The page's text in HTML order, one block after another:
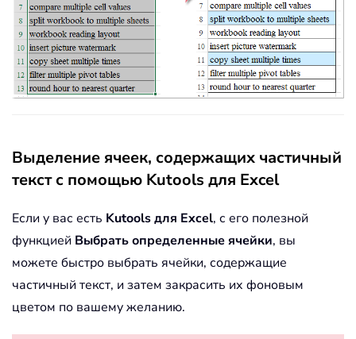
Выделение ячеек, содержащих частичный
текст с помощью Kutools для Excel
Если у вас есть Kutools для Excel, с его полезной
функцией Выбрать определенные ячейки, вы
можете быстро выбрать ячейки, содержащие
частичный текст, и затем закрасить их фоновым
цветом по вашему желанию.